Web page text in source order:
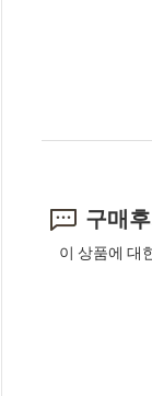
구매
이 상품에 대